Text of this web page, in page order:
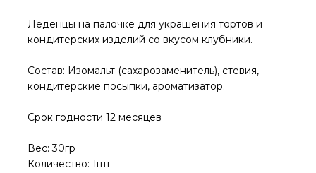
Леденцы на палочке для украшения тортов и
кондитерских изделий со вкусом клубники.
Состав: Изомальт (сахарозаменитель), стевия,
кондитерские посыпки, ароматизатор.
Срок годности 12 месяцев
Вес: 30гр
Количество: 1шт